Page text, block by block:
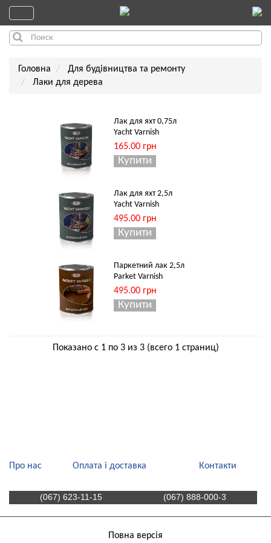
Головна
Для будівництва та ремонту
Лаки для дерева
Лак для яхт 0,75л
Yacht Varnish
165.00 грн
Лак для яхт 2,5л
Yacht Varnish
495.00 грн
Паркетний лак 2,5л
Parket Varnish
495.00 грн
Показано с 1 по 3 из 3 (всего 1 страниц)
Про нас Оплата і доставка Контакти
(067) 623-11-15 (067) 888-000-3
Повна версія